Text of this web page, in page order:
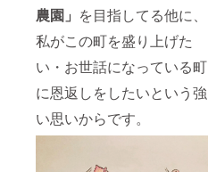
農園」 を目指してる他に、
私がこの町を盛り上げた
い・お世話になっている町
に恩返しをしたいという強
い思いからです。